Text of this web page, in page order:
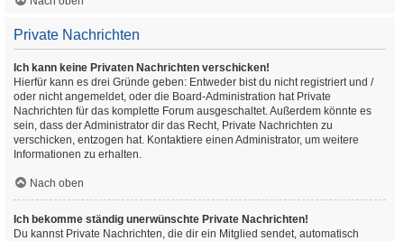
Private Nachrichten
Ich kann keine Privaten Nachrichten verschicken!
Hierfür kann es drei Gründe geben: Entweder bist du nicht registriert und /
oder nicht angemeldet, oder die Board-Administration hat Private
Nachrichten für das komplette Forum ausgeschaltet. Außerdem könnte es
sein, dass der Administrator dir das Recht, Private Nachrichten zu
verschicken, entzogen hat. Kontaktiere einen Administrator, um weitere
Informationen zu erhalten.
Nach oben
Ich bekomme ständig unerwünschte Private Nachrichten!
Du kannst Private Nachrichten, die dir ein Mitglied sendet, automatisch